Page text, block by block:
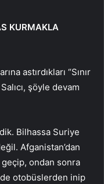
KURMAKLA
astırdıkları “Sınır
şöyle devam
Bilhassa Suriye
Afganistan’dan
ondan sonra
otobüslerden inip